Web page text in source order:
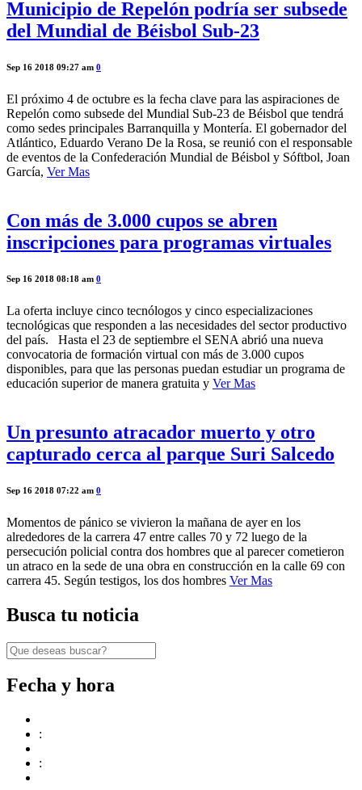
Municipio de Repelón podría ser subsede
del Mundial de Béisbol Sub-23
Sep 16 2018 09:27 am 0
El próximo 4 de octubre es la fecha clave para las aspiraciones de
Repelón como subsede del Mundial Sub-23 de Béisbol que tendrá
como sedes principales Barranquilla y Montería. El gobernador del
Atlántico, Eduardo Verano De la Rosa, se reunió con el responsable
de eventos de la Confederación Mundial de Béisbol y Sóftbol, Joan
García, Ver Mas
Con más de 3.000 cupos se abren
inscripciones para programas virtuales
Sep 16 2018 08:18 am 0
La oferta incluye cinco tecnólogos y cinco especializaciones
tecnológicas que responden a las necesidades del sector productivo
del país. Hasta el 23 de septiembre el SENA abrió una nueva
convocatoria de formación virtual con más de 3.000 cupos
disponibles, para que las personas puedan estudiar un programa de
educación superior de manera gratuita y Ver Mas
Un presunto atracador muerto y otro
capturado cerca al parque Suri Salcedo
Sep 16 2018 07:22 am 0
Momentos de pánico se vivieron la mañana de ayer en los
alrededores de la carrera 47 entre calles 70 y 72 luego de la
persecución policial contra dos hombres que al parecer cometieron
un atraco en la sede de una obra en construcción en la calle 69 con
carrera 45. Según testigos, los dos hombres Ver Mas
Busca tu noticia
Fecha y hora
:
: